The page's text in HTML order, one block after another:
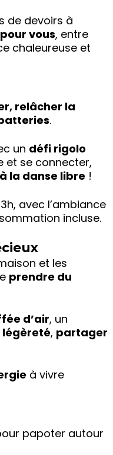
de devoirs à
vous, entre
chaleureuse et
relâcher la
.
un défi rigolo
et se connecter,
la danse libre !
avec l’ambiance
incluse.
et les
prendre du
d’air, un
, partager
à vivre
papoter autour